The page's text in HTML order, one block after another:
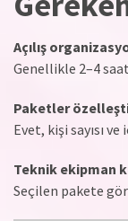
Açılış
Genellikle 2–4
Paketler
Evet, kişi sayısı
Teknik ekipman
Seçilen pakete